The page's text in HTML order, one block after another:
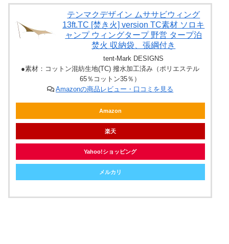
テンマクデザイン ムササビウィング
13ft.TC [焚き火] version TC素材 ソロキ
ャンプ ウィングタープ 野営 タープ泊
焚火 収納袋、張綱付き
tent-Mark DESIGNS
●素材：コットン混紡生地(TC) 撥水加工済み（ポリエステル
65％コットン35％）
Amazonの商品レビュー・口コミを見る
Amazon
楽天
Yahoo!ショッピング
メルカリ